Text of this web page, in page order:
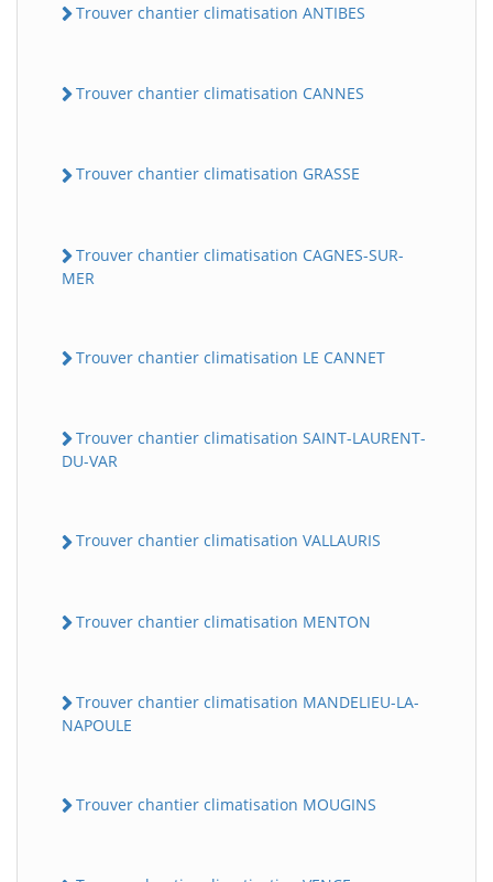
Trouver chantier climatisation ANTIBES
Trouver chantier climatisation CANNES
Trouver chantier climatisation GRASSE
Trouver chantier climatisation CAGNES-SUR-
MER
Trouver chantier climatisation LE CANNET
Trouver chantier climatisation SAINT-LAURENT-
DU-VAR
Trouver chantier climatisation VALLAURIS
Trouver chantier climatisation MENTON
Trouver chantier climatisation MANDELIEU-LA-
NAPOULE
Trouver chantier climatisation MOUGINS